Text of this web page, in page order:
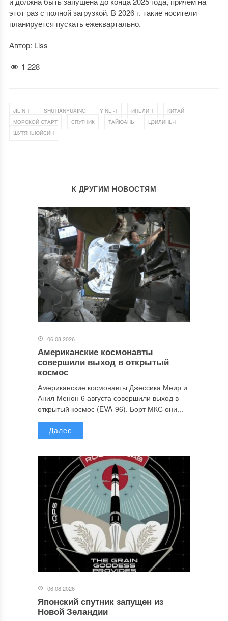
этот раз с полной загрузкой. В 2026 г. такие носители
планируется пускать ежеквартально.
Автор: Liss
1 228
JILIN 1 SHUTIANYUXING YINLI-1 ИНЬЛИ 1 КИТАЙ
МОРСКОЙ СТАРТ СПУТНИК ТАЙЮАНЬ ЦЗИЛИНЬ-1
ШУТЯНЬЮЙСИН
К ДРУГИМ НОВОСТЯМ
06.08.2026
Американские космонавты
совершили выход в открытый
космос
Американские космонавты Джессика Меир и
Анил Менон 6 августа совершили выход в
открытый космос (EVA-96). Борт МКС они...
Далее
06.08.2026
Японский спутник запущен из
Новой Зеландии